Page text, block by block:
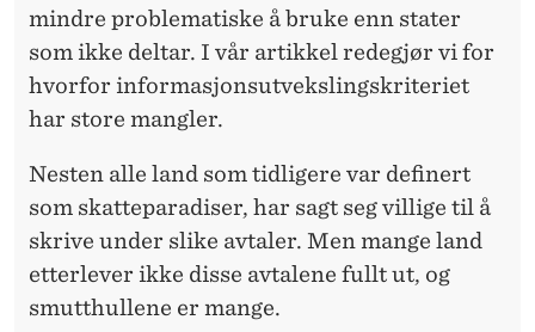
mindre problematiske å bruke enn stater
som ikke deltar. I vår artikkel redegjør vi for
hvorfor informasjonsutvekslingskriteriet
har store mangler.
Nesten alle land som tidligere var definert
som skatteparadiser, har sagt seg villige til å
skrive under slike avtaler. Men mange land
etterlever ikke disse avtalene fullt ut, og
smutthullene er mange.